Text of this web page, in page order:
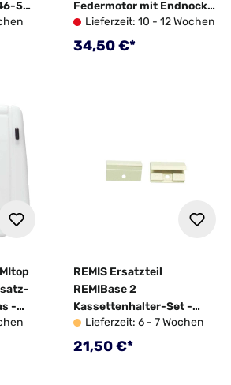
55
Federmotor mit Endnocke
und Spanner Ø 20 mm -
10004409
Lieferzeit: 10 - 12 Wochen
Regulärer Preis:
34,50 €*
-
REMIS Ersatzteil
REMIBase 2
Kassettenhalter-Set -
10069568
Lieferzeit: 6 - 7 Wochen
Regulärer Preis:
21,50 €*